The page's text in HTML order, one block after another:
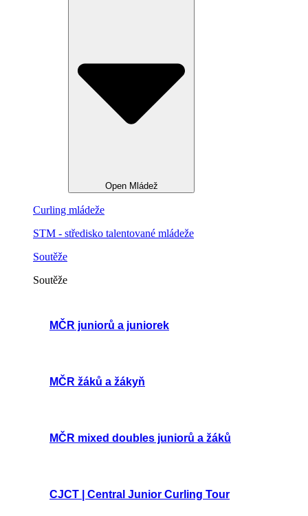
Open Mládež
Curling mládeže
STM - středisko talentované mládeže
Soutěže
Soutěže
MČR juniorů a juniorek
MČR žáků a žákyň
MČR mixed doubles juniorů a žáků
CJCT | Central Junior Curling Tour